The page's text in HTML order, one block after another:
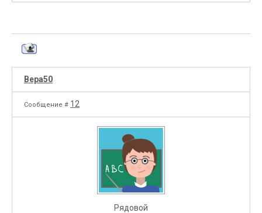
Вера50
Сообщение # 12
Рядовой